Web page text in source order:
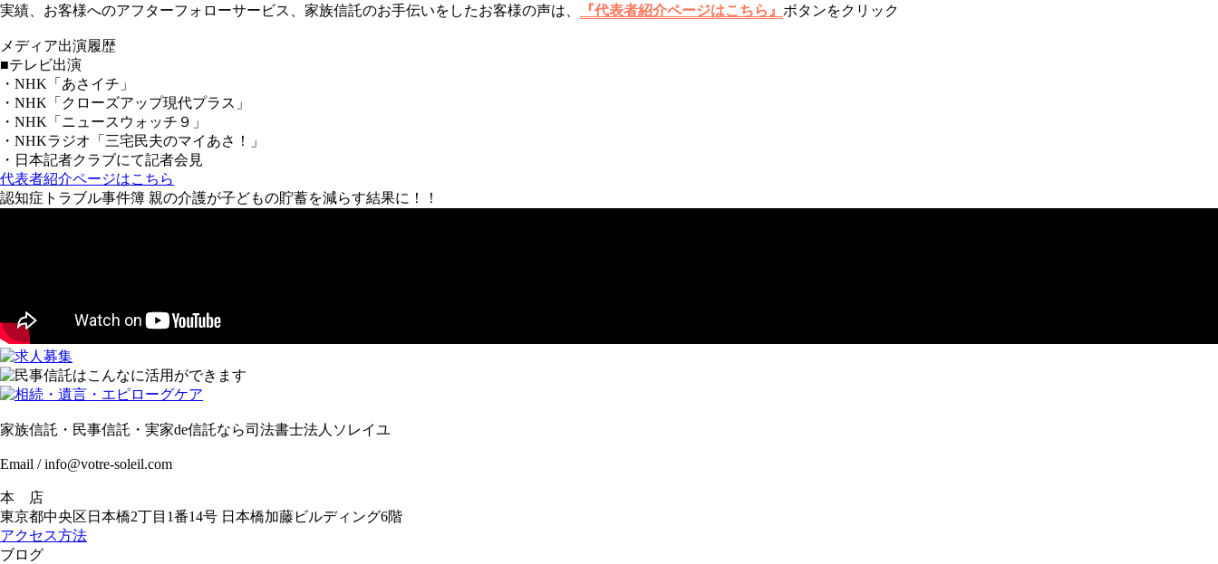
実績、お客様へのアフターフォローサービス、家族信託のお手伝いをしたお客様の声は、 『代表者紹介ページはこちら』 ボタンをクリック
メディア出演履歴
■テレビ出演
・NHK「あさイチ」
・NHK「クローズアップ現代プラス」
・NHK「ニュースウォッチ９」
・NHKラジオ「三宅民夫のマイあさ！」
・日本記者クラブにて記者会見
代表者紹介ページはこちら
認知症トラブル事件簿 親の介護が子どもの貯蓄を減らす結果に！！
家族信託・民事信託・実家de信託なら司法書士法人ソレイユ
Email / info@votre-soleil.com
本 店
東京都中央区日本橋2丁目1番14号 日本橋加藤ビルディング6階
アクセス方法
ブログ